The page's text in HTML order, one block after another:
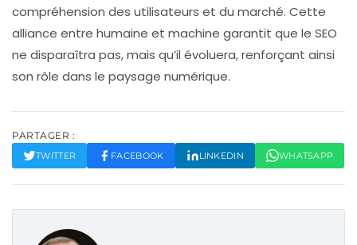
compréhension des utilisateurs et du marché. Cette
alliance entre humaine et machine garantit que le SEO
ne disparaîtra pas, mais qu’il évoluera, renforçant ainsi
son rôle dans le paysage numérique.
PARTAGER :
TWITTER FACEBOOK LINKEDIN WHATSAPP